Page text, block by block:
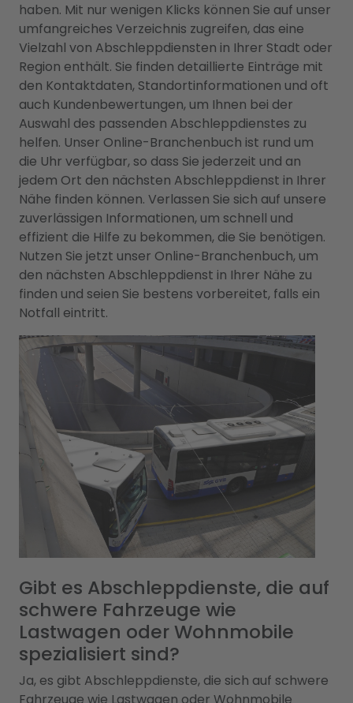
haben. Mit nur wenigen Klicks können Sie auf unser
umfangreiches Verzeichnis zugreifen, das eine
Vielzahl von Abschleppdiensten in Ihrer Stadt oder
Region enthält. Sie finden detaillierte Einträge mit
den Kontaktdaten, Standortinformationen und oft
auch Kundenbewertungen, um Ihnen bei der
Auswahl des passenden Abschleppdienstes zu
helfen. Unser Online-Branchenbuch ist rund um
die Uhr verfügbar, so dass Sie jederzeit und an
jedem Ort den nächsten Abschleppdienst in Ihrer
Nähe finden können. Verlassen Sie sich auf unsere
zuverlässigen Informationen, um schnell und
effizient die Hilfe zu bekommen, die Sie benötigen.
Nutzen Sie jetzt unser Online-Branchenbuch, um
den nächsten Abschleppdienst in Ihrer Nähe zu
finden und seien Sie bestens vorbereitet, falls ein
Notfall eintritt.
Gibt es Abschleppdienste, die auf
schwere Fahrzeuge wie
Lastwagen oder Wohnmobile
spezialisiert sind?
Ja, es gibt Abschleppdienste, die sich auf schwere